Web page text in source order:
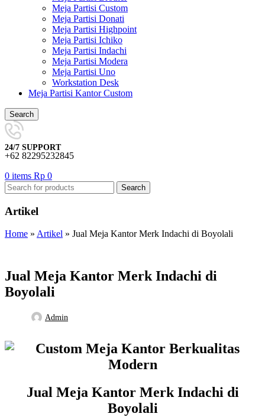
Meja Partisi Custom
Meja Partisi Donati
Meja Partisi Highpoint
Meja Partisi Ichiko
Meja Partisi Indachi
Meja Partisi Modera
Meja Partisi Uno
Workstation Desk
Meja Partisi Kantor Custom
Search
24/7 SUPPORT
+62 82295232845
0 items Rp 0
Search
Artikel
Home » Artikel » Jual Meja Kantor Merk Indachi di Boyolali
Jual Meja Kantor Merk Indachi di
Boyolali
Admin
Jual Meja Kantor Merk Indachi di
Boyolali